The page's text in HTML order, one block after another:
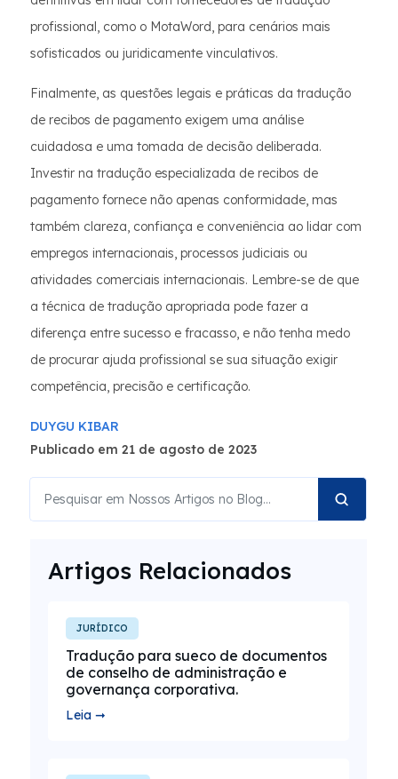
profissional, como o MotaWord, para cenários mais
sofisticados ou juridicamente vinculativos.
Finalmente, as questões legais e práticas da tradução
de recibos de pagamento exigem uma análise
cuidadosa e uma tomada de decisão deliberada.
Investir na tradução especializada de recibos de
pagamento fornece não apenas conformidade, mas
também clareza, confiança e conveniência ao lidar com
empregos internacionais, processos judiciais ou
atividades comerciais internacionais. Lembre-se de que
a técnica de tradução apropriada pode fazer a
diferença entre sucesso e fracasso, e não tenha medo
de procurar ajuda profissional se sua situação exigir
competência, precisão e certificação.
DUYGU KIBAR
Publicado em 21 de agosto de 2023
Artigos Relacionados
JURÍDICO
Tradução para sueco de documentos
de conselho de administração e
governança corporativa.
Leia ➞